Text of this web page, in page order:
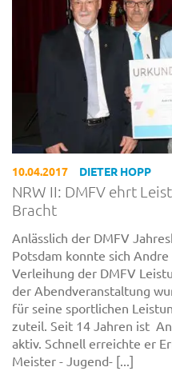
10.04.2017 DIETER HOPP
NRW II: DMFV ehrt
Bracht
Anlässlich der DMFV
Potsdam konnte sich
Verleihung der DMFV
der Abendveranstaltung
für seine sportlichen
zuteil. Seit 14 Jahren ist
aktiv. Schnell erreichte er
Meister - Jugend- [...]